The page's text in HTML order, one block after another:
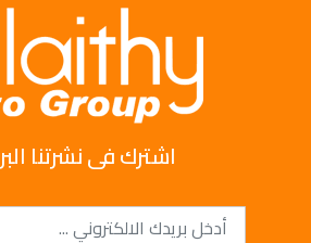
اشترك فى نشرتنا